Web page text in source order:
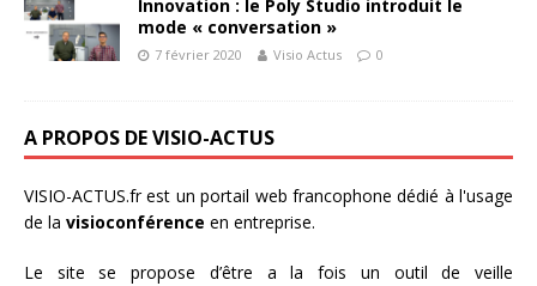
Innovation : le Poly Studio introduit le
mode « conversation »
7 février 2020 Visio Actus 0
A PROPOS DE VISIO-ACTUS
VISIO-ACTUS.frest un portail web francophone dédié à l'usage
de la visioconférence en entreprise.
Le site se propose d’être a la fois un outil de veille